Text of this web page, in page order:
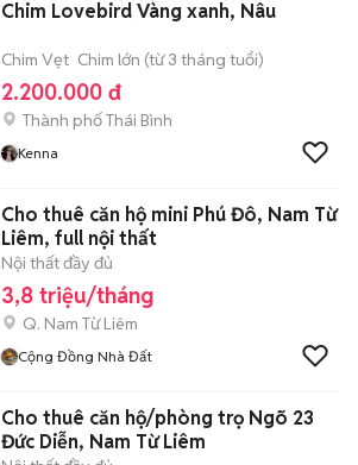
Chim Lovebird Vàng xanh, Nâu
Chim Vẹt Chim lớn (từ 3 tháng tuổi)
2.200.000 đ
Thành phố Thái Bình
Kenna
Cho thuê căn hộ mini Phú Đô, Nam Từ
Liêm, full nội thất
Nội thất đầy đủ
3,8 triệu/tháng
Q. Nam Từ Liêm
Cộng Đồng Nhà Đất
Cho thuê căn hộ/phòng trọ Ngõ 23
Đức Diễn, Nam Từ Liêm